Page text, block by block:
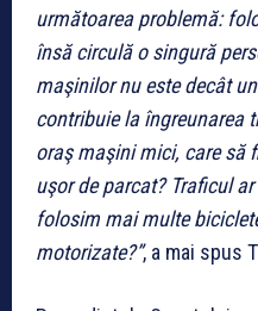
următoarea problemă:
însă circulă o singură
maşinilor nu este decât
contribuie la îngreunarea
oraş maşini mici, care să
uşor de parcat? Traficul
folosim mai multe
motorizate?”, a mai spus